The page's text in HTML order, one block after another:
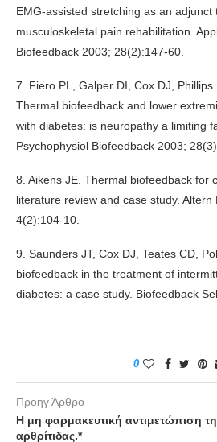
EMG-assisted stretching as an adjunct
musculoskeletal pain rehabilitation.
Biofeedback 2003; 28(2):147-60.
7. Fiero PL, Galper DI, Cox DJ, Phillips
Thermal biofeedback and lower
with diabetes: is neuropathy a limiting
Psychophysiol Biofeedback 2003;
8. Aikens JE. Thermal biofeedback for
literature review and case study. Altern
4(2):104-10.
9. Saunders JT, Cox DJ, Teates CD,
biofeedback in the treatment of
diabetes: a case study. Biofeedback
0
Προηγ Άρθρο
Η μη φαρμακευτική αντιμετώπιση
αρθρίτιδας.*